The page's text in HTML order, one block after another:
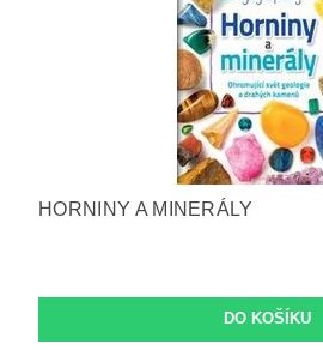
HORNINY A MINERÁLY